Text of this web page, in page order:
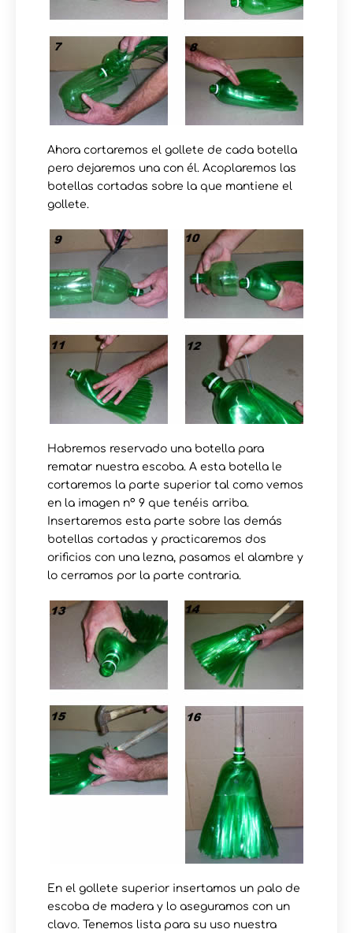
Ahora cortaremos el gollete de cada botella
pero dejaremos una con él. Acoplaremos las
botellas cortadas sobre la que mantiene el
gollete.
Habremos reservado una botella para
rematar nuestra escoba. A esta botella le
cortaremos la parte superior tal como vemos
en la imagen nº 9 que tenéis arriba.
Insertaremos esta parte sobre las demás
botellas cortadas y practicaremos dos
orificios con una lezna, pasamos el alambre y
lo cerramos por la parte contraria.
En el gollete superior insertamos un palo de
escoba de madera y lo aseguramos con un
clavo. Tenemos lista para su uso nuestra